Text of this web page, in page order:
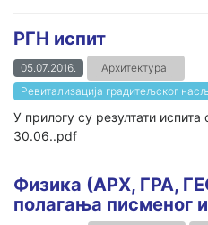
РГН испит
05.07.2016.
Архитектура
Ревитализација градитељског
У прилогу су резултати
30.06..pdf
Физика (АРХ, ГРА,
полагања писменог